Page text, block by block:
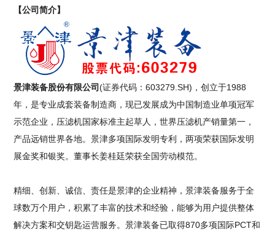
【公司简介】
景津装备股份有限公司(证券代码：603279.SH)，创立于1988
年，是专业成套装备制造商，现已发展成为中国制造业单项冠军
示范企业，压滤机国家标准主起草人，世界压滤机产销量第一，
产品远销世界各地。景津多项国际发明专利，两项荣获国际发明
展金奖和银奖。董事长姜桂廷荣获全国劳动模范。
精细、创新、诚信、责任是景津的企业精神，景津装备服务于全
球数万个用户，积累了丰富的技术和经验，能够为用户提供整体
解决方案和交钥匙运营服务。景津装备已取得870多项国际PCT和